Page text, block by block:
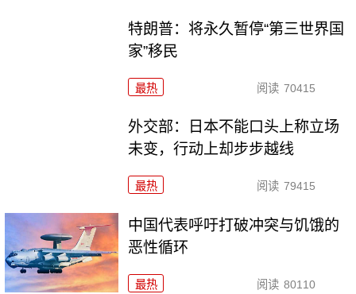
特朗普：将永久暂停“第三世界国
家”移民
最热 阅读 70415
外交部：日本不能口头上称立场
未变，行动上却步步越线
最热 阅读 79415
中国代表呼吁打破冲突与饥饿的
恶性循环
最热 阅读 80110